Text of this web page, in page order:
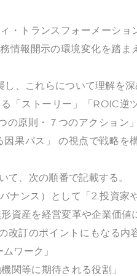
・トランスフォーメーシ
情報開示の環境変化を踏ま
、これらについて理解を深
「ストーリー」「ROIC逆
の原則・７つのアクション
果パス」 の視点で戦略を
て、次の順番で記載する。
ナンス）として「2.投資家
資産を経営変革や企業価値
改訂のポイントにもなる内
ワーク」
関等に期待される役割」